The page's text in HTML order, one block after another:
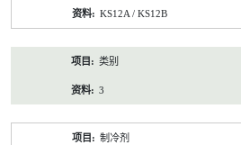
KS12A / KS12B
类别
3
制冷剂